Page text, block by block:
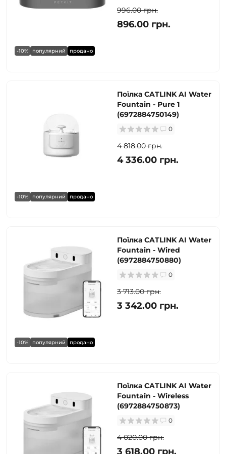
-10% популярний продано
996.00 грн.
896.00 грн.
-10% популярний продано
Поїлка CATLINK AI Water
Fountain - Pure 1
(6972884750149)
0
4 818.00 грн.
4 336.00 грн.
-10% популярний продано
Поїлка CATLINK AI Water
Fountain - Wired
(6972884750880)
0
3 713.00 грн.
3 342.00 грн.
Поїлка CATLINK AI Water
Fountain - Wireless
(6972884750873)
0
4 020.00 грн.
3 618.00 грн.